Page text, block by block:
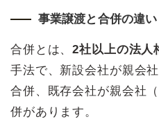
事業譲渡と合併の違い
合併とは、2社以上の法人
手法で、新設会社が親会
合併、既存会社が親会社
併があります。